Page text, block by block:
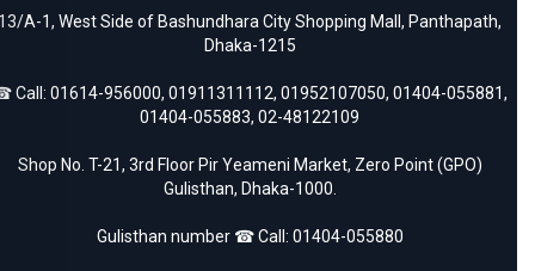
A-1, West Side of Bashundhara City Shopping Mall, Panthapath,
Dhaka-1215
Call: 01614-956000, 01911311112, 01952107050, 01404-055881,
01404-055883, 02-48122109
Shop No. T-21, 3rd Floor Pir Yeameni Market, Zero Point (GPO)
Gulisthan, Dhaka-1000.
Gulisthan number ☎ Call: 01404-055880